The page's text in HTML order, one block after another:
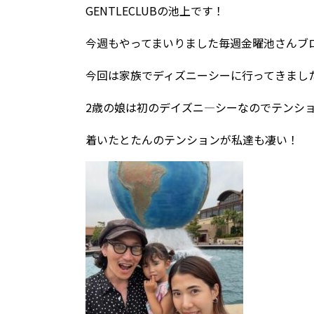
GENTLECLUBの池上です！
今週もやってまいりました毎週金曜池さんブ
今回は家族でディズニーシーに行ってきまし
2歳の娘は初のデイズニ―シーなのでテンシ
着いたとたんのテンションが私達も凄い！